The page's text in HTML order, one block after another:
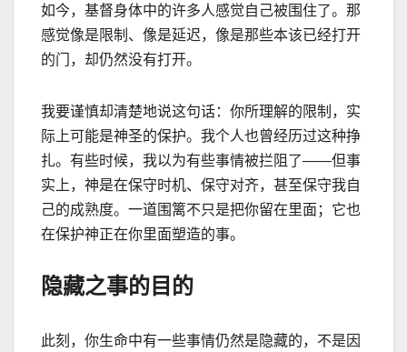
如今，基督身体中的许多人感觉自己被围住了。那
感觉像是限制、像是延迟，像是那些本该已经打开
的门，却仍然没有打开。
我要谨慎却清楚地说这句话：你所理解的限制，实
际上可能是神圣的保护。我个人也曾经历过这种挣
扎。有些时候，我以为有些事情被拦阻了——但事
实上，神是在保守时机、保守对齐，甚至保守我自
己的成熟度。一道围篱不只是把你留在里面；它也
在保护神正在你里面塑造的事。
隐藏之事的目的
此刻，你生命中有一些事情仍然是隐藏的，不是因